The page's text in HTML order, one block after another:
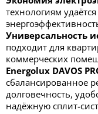
технологиям
Универсальность
подходит для
коммерческих
Energolux DAVOS
сбалансированное
долговечность,
надёжную сплит-